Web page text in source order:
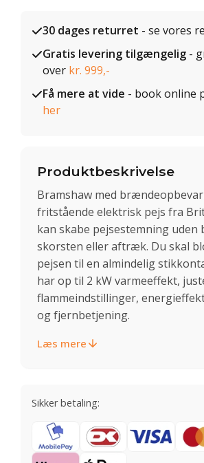
30 dages returret - se vores
Gratis levering tilgængelig -
over kr. 999,-
Få mere at vide - book online
her
Produktbeskrivelse
Bramshaw med
fritstående elektrisk pejs fra
kan skabe pejsestemning uden
skorsten eller aftræk. Du skal
pejsen til en almindelig
har op til 2 kW varmeeffekt,
flammeindstillinger,
og fjernbetjening.
Læs mere
Sikker betaling: